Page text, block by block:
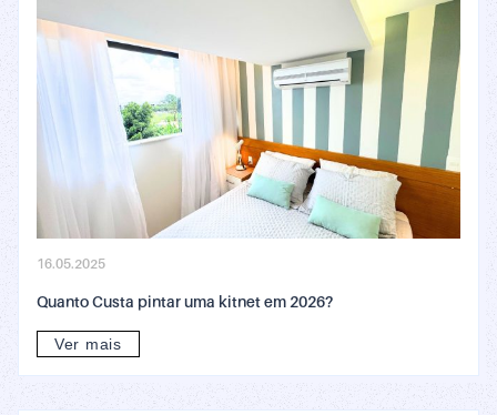
16.05.2025
Quanto Custa pintar uma kitnet em 2026?
Ver mais